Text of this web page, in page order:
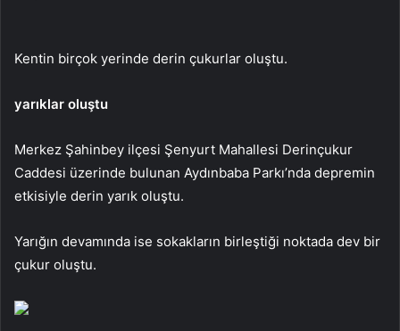
Kentin birçok yerinde derin çukurlar oluştu.
yarıklar oluştu
Merkez Şahinbey ilçesi Şenyurt Mahallesi Derinçukur
Caddesi üzerinde bulunan Aydınbaba Parkı’nda depremin
etkisiyle derin yarık oluştu.
Yarığın devamında ise sokakların birleştiği noktada dev bir
çukur oluştu.